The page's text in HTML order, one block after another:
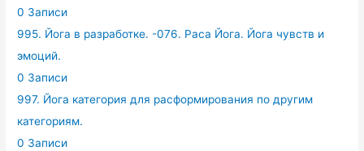
0 Записи
995. Йога в разработке. -076. Раса Йога. Йога чувств и
эмоций.
0 Записи
997. Йога категория для расформирования по другим
категориям.
0 Записи